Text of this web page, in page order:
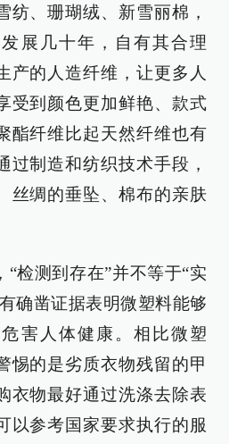
纺、珊瑚绒、新雪丽棉，
展几十年，自有其合理
产的人造纤维，让更多人
受到颜色更加鲜艳、款式
酯纤维比起天然纤维也有
过制造和纺织技术手段，
丝绸的垂坠、棉布的亲肤
检测到存在”并不等于“实
确凿证据表明微塑料能够
害人体健康。相比微塑
惕的是劣质衣物残留的甲
衣物最好通过洗涤去除表
以参考国家要求执行的服